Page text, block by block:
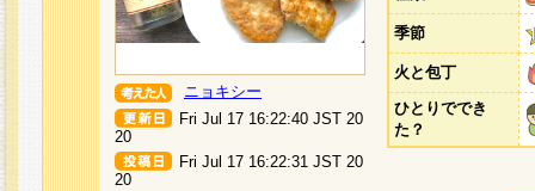
ニョキシー
Fri Jul 17 16:22:40 JST 20
20
Fri Jul 17 16:22:31 JST 20
20
季節
火と包丁
ひとりででき
た？